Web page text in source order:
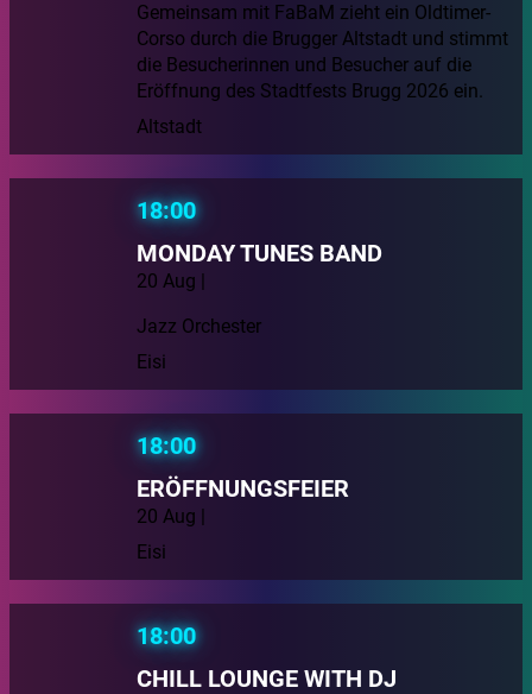
Gemeinsam mit FaBaM zieht ein Oldtimer-
Corso durch die Brugger Altstadt und stimmt
die Besucherinnen und Besucher auf die
Eröffnung des Stadtfests Brugg 2026 ein.
Altstadt
18:00
MONDAY TUNES BAND
20 Aug |
Jazz Orchester
Eisi
18:00
ERÖFFNUNGSFEIER
20 Aug |
Eisi
18:00
CHILL LOUNGE WITH DJ